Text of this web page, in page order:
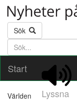
Sök
Söktext
Start
Lyssna
Världen